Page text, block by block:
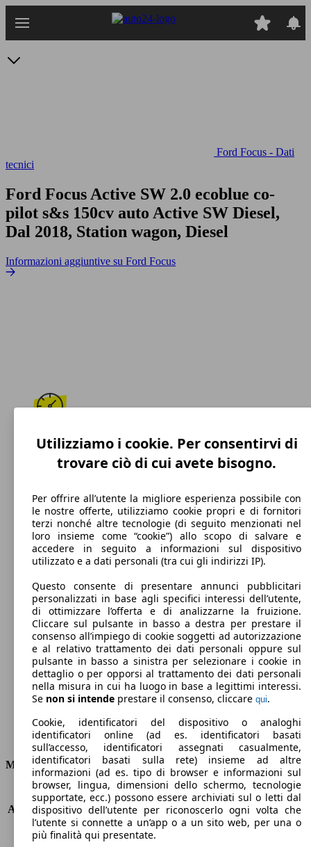
Ford Focus - Dati
tecnici
Ford Focus Active SW 2.0 ecoblue co-
pilot s&s 150cv auto Active SW Diesel,
Dal 2018, Station wagon, Diesel
Informazioni aggiuntive su Ford Focus
203 km/h
Velocità massima
Diesel
Carburante
111 g/km
Emissioni di CO2 (combinato)*
Consumi
Motore e Prestazioni
KW (PS)
110 kW (150 PS)
Accelerazione (0-100 km/h)
9.5s
Velocità massima (km/h)
203 km/h
Numero di marce
8
Utilizziamo i cookie. Per consentirvi di
trovare ciò di cui avete bisogno.
Per offrire all’utente la migliore esperienza possibile con
le nostre offerte, utilizziamo cookie propri e di fornitori
terzi nonché altre tecnologie (di seguito menzionati nel
loro insieme come “cookie”) allo scopo di salvare e
accedere in seguito a informazioni sul dispositivo
utilizzato e a dati personali (tra cui gli indirizzi IP).
Questo consente di presentare annunci pubblicitari
personalizzati in base agli specifici interessi dell’utente,
di ottimizzare l’offerta e di analizzarne la fruizione.
Cliccare sul pulsante in basso a destra per prestare il
consenso all’impiego di cookie soggetti ad autorizzazione
e al relativo trattamento dei dati personali oppure sul
pulsante in basso a sinistra per selezionare i cookie in
dettaglio o per opporsi al trattamento dei dati personali
nella misura in cui ha luogo in base a legittimi interessi.
Se non si intende prestare il consenso, cliccare qui.
Cookie, identificatori del dispositivo o analoghi
identificatori online (ad es. identificatori basati
sull’accesso, identificatori assegnati casualmente,
identificatori basati sulla rete) insieme ad altre
informazioni (ad es. tipo di browser e informazioni sul
browser, lingua, dimensioni dello schermo, tecnologie
supportate, ecc.) possono essere archiviati sul o letti dal
dispositivo dell’utente per riconoscerlo ogni volta che
l’utente si connette a un’app o a un sito web, per una o
più finalità qui presentate.